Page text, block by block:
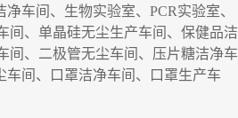
车间、生物实验室、 PCR实验室、
间、单晶硅无尘生产车间 、保健品洁
间、二极管无尘车间、压片糖洁净车
间、口罩洁净车间、口罩生产车